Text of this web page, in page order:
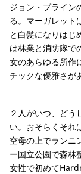
ジョン・プライン
る。マーガレット
と白髪になりはじ
は林業と消防隊で
女のあらゆる所作
チックな優雅さが
２人がいつ、どう
い。おそらくそれ
空母の上でランニ
ー国立公園で森林
女性で初めて